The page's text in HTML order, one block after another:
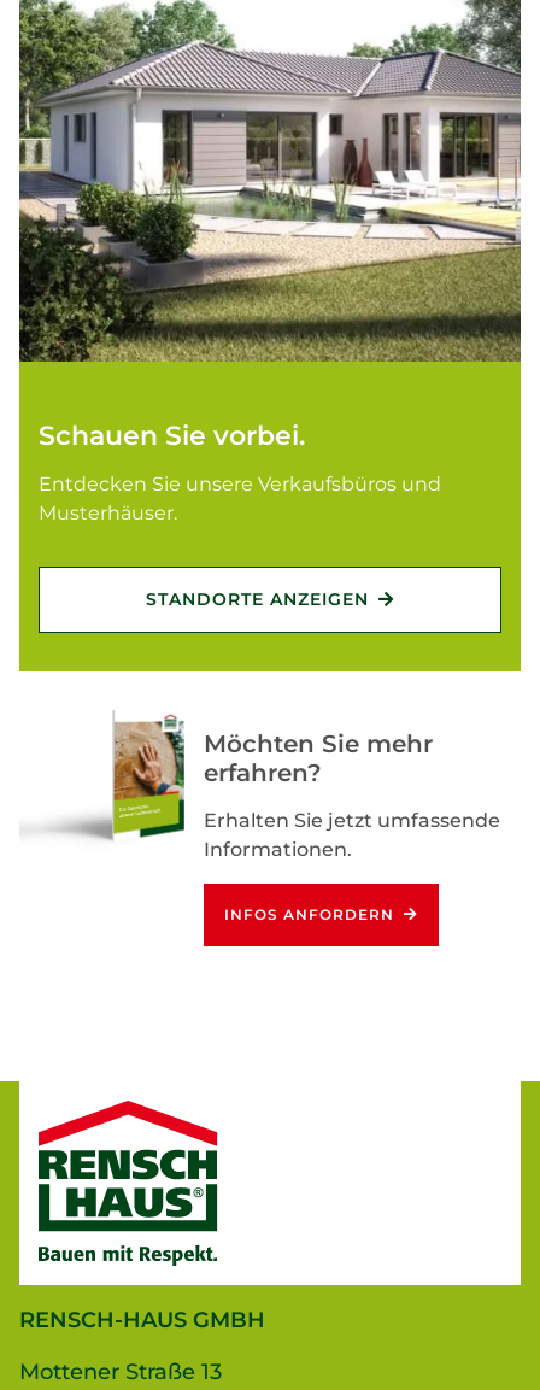
Schauen Sie vorbei.
Entdecken Sie unsere Verkaufsbüros und
Musterhäuser.
STANDORTE ANZEIGEN
Möchten Sie mehr
erfahren?
Erhalten Sie jetzt umfassende
Informationen.
INFOS ANFORDERN
RENSCH-HAUS GMBH
Mottener Straße 13